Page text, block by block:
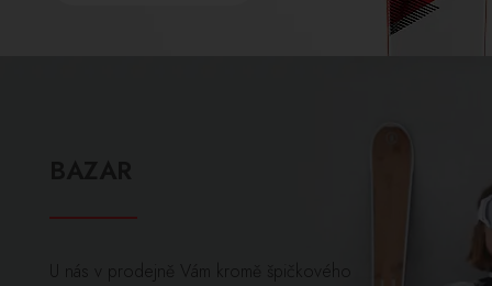
U nás v prodejně Vám kromě špičkového